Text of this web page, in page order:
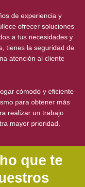
de experiencia y
ofrecer soluciones
a tus necesidades y
tienes la seguridad de
atención al cliente
cómodo y eficiente
para obtener más
realizar un trabajo
mayor prioridad.
que te